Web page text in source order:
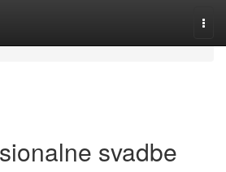
svadbe